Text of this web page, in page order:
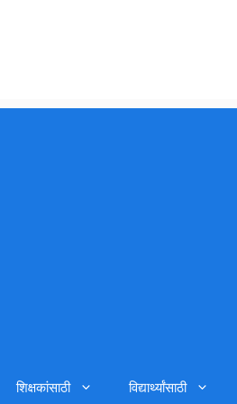
शिक्षकांसाठी विद्यार्थ्यांसाठी